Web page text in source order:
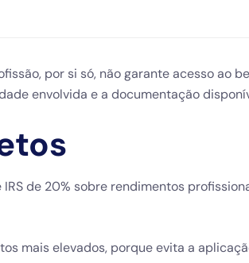
por si só, não garante acesso ao
envolvida e a documentação
de 20% sobre rendimentos
mais elevados, porque evita a